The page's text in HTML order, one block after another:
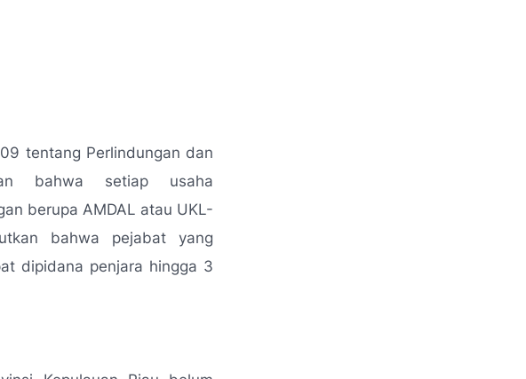
tentang Perlindungan dan
bahwa setiap usaha
berupa AMDAL atau UKL-
bahwa pejabat yang
dipidana penjara hingga 3